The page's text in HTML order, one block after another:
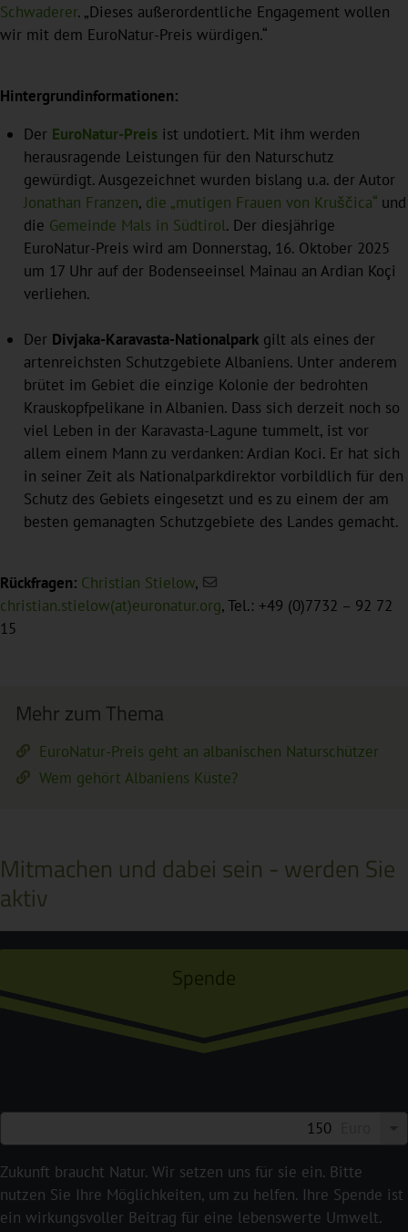
Schwaderer. „Dieses außerordentliche Engagement wollen
wir mit dem EuroNatur-Preis würdigen.“
Hintergrundinformationen:
Der EuroNatur-Preisist undotiert. Mit ihm werden
herausragende Leistungen für den Naturschutz
gewürdigt. Ausgezeichnet wurden bislang u.a. der Autor
Jonathan Franzen, die „mutigen Frauen von Kruščica“und
die Gemeinde Mals in Südtirol. Der diesjährige
EuroNatur-Preis wird am Donnerstag, 16. Oktober 2025
um 17 Uhr auf der Bodenseeinsel Mainau an Ardian Koçi
verliehen.
Der Divjaka-Karavasta-Nationalparkgilt als eines der
artenreichsten Schutzgebiete Albaniens. Unter anderem
brütet im Gebiet die einzige Kolonie der bedrohten
Krauskopfpelikane in Albanien. Dass sich derzeit noch so
viel Leben in der Karavasta-Lagune tummelt, ist vor
allem einem Mann zu verdanken: Ardian Koci. Er hat sich
in seiner Zeit als Nationalparkdirektor vorbildlich für den
Schutz des Gebiets eingesetzt und es zu einem der am
besten gemanagten Schutzgebiete des Landes gemacht.
Rückfragen: Christian Stielow,
christian.stielow(at)euronatur.org, Tel.: +49 (0)7732 – 92 72
15
Mehr zum Thema
EuroNatur-Preis geht an albanischen Naturschützer
Wem gehört Albaniens Küste?
Mitmachen und dabei sein - werden Sie
aktiv
Spende
Zukunft braucht Natur. Wir setzen uns für sie ein. Bitte
nutzen Sie Ihre Möglichkeiten, um zu helfen. Ihre Spende ist
ein wirkungsvoller Beitrag für eine lebenswerte Umwelt.